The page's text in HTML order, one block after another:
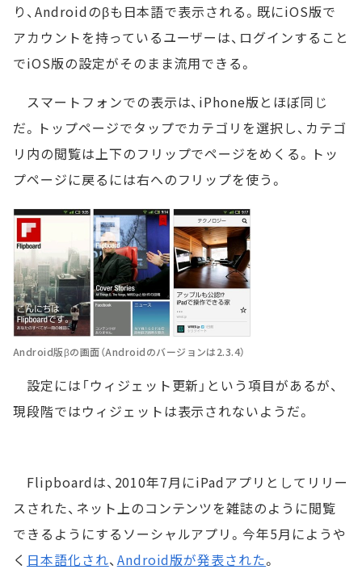
り、Androidのβも日本語で表示される。既にiOS版で
アカウントを持っているユーザーは、ログインすること
でiOS版の設定がそのまま流用できる。
スマートフォンでの表示は、iPhone版とほぼ同じ
だ。トップページでタップでカテゴリを選択し、カテゴ
リ内の閲覧は上下のフリップでページをめくる。トッ
プページに戻るには右へのフリップを使う。
Android版βの画面（Androidのバージョンは2.3.4）
設定には「ウィジェット更新」という項目があるが、
現段階ではウィジェットは表示されないようだ。
Flipboardは、2010年7月にiPadアプリとしてリリー
スされた、ネット上のコンテンツを雑誌のように閲覧
できるようにするソーシャルアプリ。今年5月にようや
く 日本語化され、 Android版が発表された。